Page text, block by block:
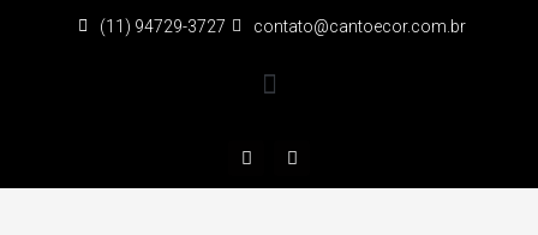
(11) 94729-3727 contato@cantoecor.com.br